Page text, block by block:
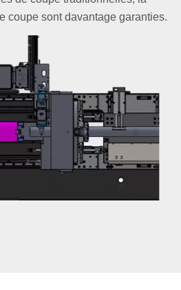
coupe sont davantage garanties.